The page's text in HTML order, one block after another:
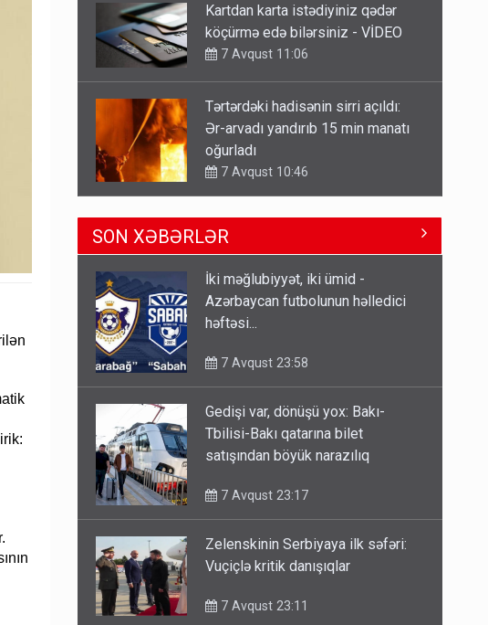
Tərtərdəki hadisənin sirri açıldı:
Ər-arvadı yandırıb 15 min manatı
oğurladı
Əhaliyə hava ilə bağlı VACİB
XƏBƏRDARLIQ - Saat 11:00-dan…
7 Avqust 09:15
Gedişi var, dönüşü yox: Bakı-
Tbilisi-Bakı qatarına bilet
7 Avqust 23:17
Məhərrəmovun oğludur - DOSYE
Media və Yayım Şurasına əlavə
hüquq və vəzifələr verilib
SON XƏBƏRLƏR
İki məğlubiyyət, iki ümid -
Azərbaycan futbolunun həlledici
həftəsi...
7 Avqust 23:58
Gedişi var, dönüşü yox: Bakı-
Tbilisi-Bakı qatarına bilet
satışından böyük narazılıq
7 Avqust 23:17
Zelenskinin Serbiyaya ilk səfəri:
Vuçiçlə kritik danışıqlar
7 Avqust 23:11